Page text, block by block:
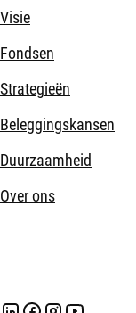
Visie
Fondsen
Strategieën
Beleggingskansen
Duurzaamheid
Over ons